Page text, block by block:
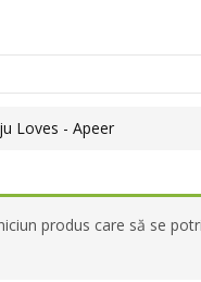
Loves - Apeer
produs care să se